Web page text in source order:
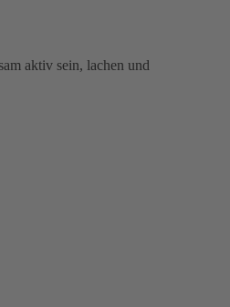
aktiv sein, lachen und